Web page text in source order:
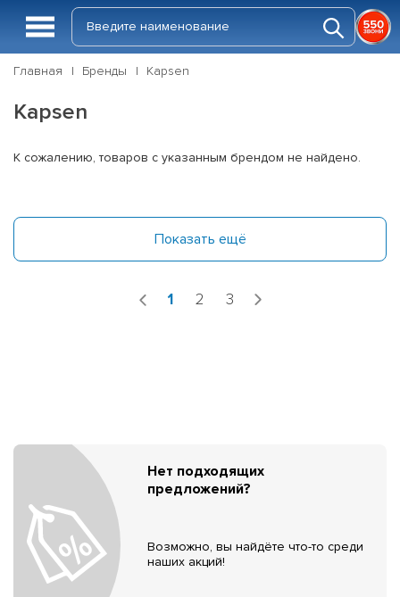
Главная Бренды Kapsen
Kapsen
К сожалению, товаров с указанным брендом не найдено.
Показать ещё
1 2 3
Нет подходящих
предложений?
Возможно, вы найдёте что-то среди
наших акций!